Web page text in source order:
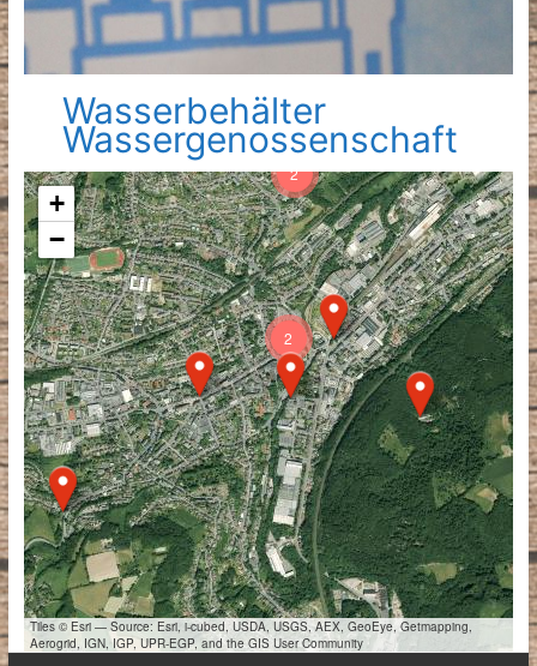
Wasserbehälter
Wassergenossenschaft
2
2
+
−
Tiles © Esri — Source: Esri, i-cubed, USDA, USGS, AEX, GeoEye, Getmapping,
Aerogrid, IGN, IGP, UPR-EGP, and the GIS User Community